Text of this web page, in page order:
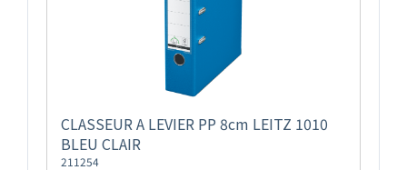
CLASSEUR A LEVIER PP 8cm LEITZ 1010
BLEU CLAIR
211254